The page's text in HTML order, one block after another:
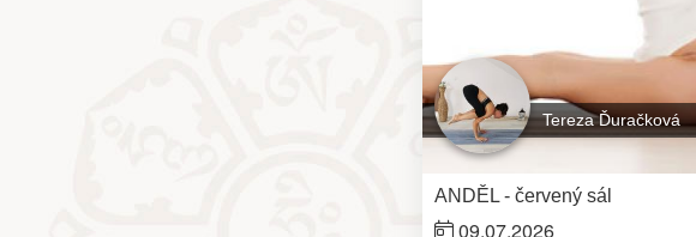
Tereza Ďuračková
ANDĚL - červený sál
09.07.2026